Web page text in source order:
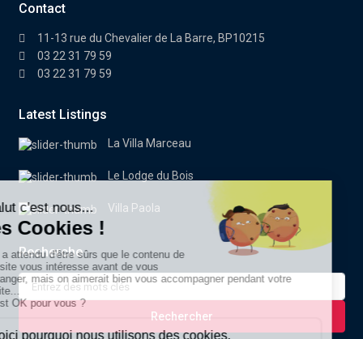
Contact
11-13 rue du Chevalier de La Barre, BP10215
03 22 31 79 59
03 22 31 79 59
Latest Listings
La Villa Marceau
Le Lodge du Bois
Villa Paola
Recherche
Search
for:
Rechercher